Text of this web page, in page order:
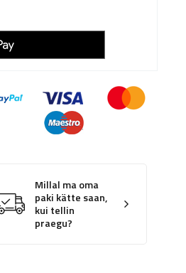
Millal ma oma
paki kätte saan,
kui tellin
praegu?